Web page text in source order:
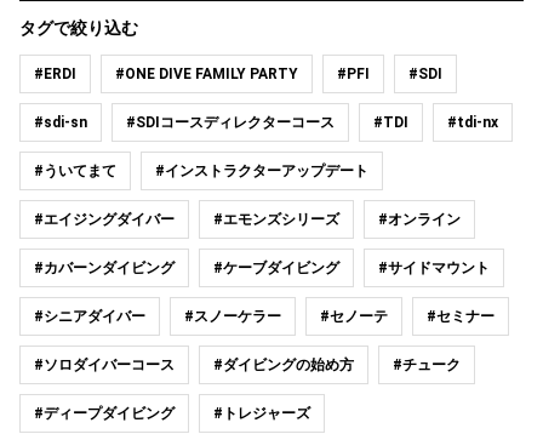
タグで絞り込む
#ERDI #ONE DIVE FAMILY PARTY #PFI #SDI
#sdi-sn #SDIコースディレクターコース #TDI #tdi-nx
#ういてまて #インストラクターアップデート
#エイジングダイバー #エモンズシリーズ #オンライン
#カバーンダイビング #ケーブダイビング #サイドマウント
#シニアダイバー #スノーケラー #セノーテ #セミナー
#ソロダイバーコース #ダイビングの始め方 #チューク
#ディープダイビング #トレジャーズ